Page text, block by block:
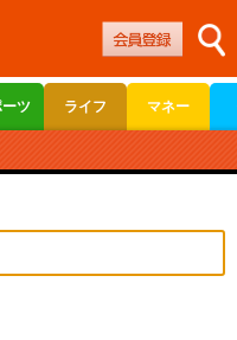
ーツ ライフ マネー